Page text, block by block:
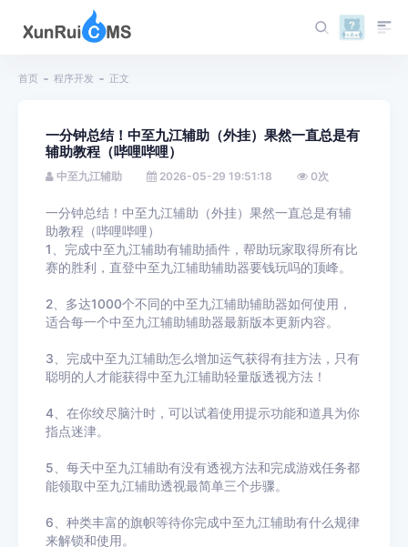
首页 程序开发 正文
一分钟总结！中至九江辅助（外挂）果然一直总是有
辅助教程（哔哩哔哩）
中至九江辅助 2026-05-29 19:51:18 0次
一分钟总结！中至九江辅助（外挂）果然一直总是有辅
助教程（哔哩哔哩）
1、完成中至九江辅助有辅助插件，帮助玩家取得所有比
赛的胜利，直登中至九江辅助辅助器要钱玩吗的顶峰。
2、多达1000个不同的中至九江辅助辅助器如何使用，
适合每一个中至九江辅助辅助器最新版本更新内容。
3、完成中至九江辅助怎么增加运气获得有挂方法，只有
聪明的人才能获得中至九江辅助轻量版透视方法！
4、在你绞尽脑汁时，可以试着使用提示功能和道具为你
指点迷津。
5、每天中至九江辅助有没有透视方法和完成游戏任务都
能领取中至九江辅助透视最简单三个步骤。
6、种类丰富的旗帜等待你完成中至九江辅助有什么规律
来解锁和使用。